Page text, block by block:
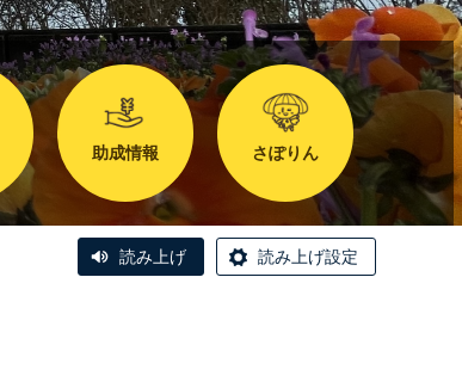
助成情報 さぽりん
読み上げ 読み上げ設定